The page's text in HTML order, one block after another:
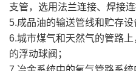
支管，选用法兰连接、焊接
5.成品油的输送管线和贮存设
6.城市煤气和天然气的管路
的浮动球阀；